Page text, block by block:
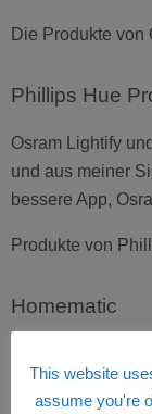
Die Produkte von
Phillips Hue
Osram Lightify
und aus meiner
bessere App,
Produkte von
Homematic
man einen
Zentrale viel
This website
assume you're